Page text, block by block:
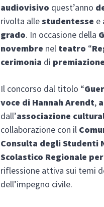
audiovisivo quest’anno
rivolta allestudentesse e
grado. In occasione della
novembre nel teatro “
cerimonia di premiazione
Il concorso dal titolo “
voce di Hannah Arendt,
dall’associazione
collaborazione con il
Consulta degli Studenti
Scolastico Regionale
riflessione attiva sui temi
dell’impegno civile.